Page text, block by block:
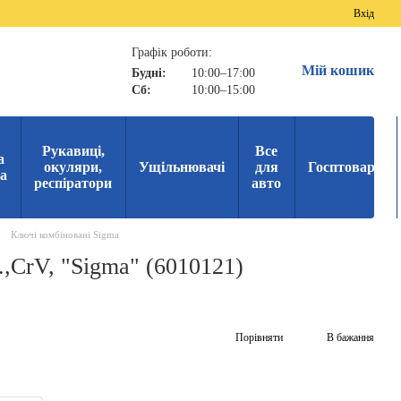
Вхід
Графік роботи:
Будні:
10:00–17:00
Сб:
10:00–15:00
Мій кошик
Рукавиці,
окуляри,
респіратори
Ущільнювачі
Все
для
авто
Госптовари
Ключі комбіновані Sigma
"Sigma" (6010121)
Порівняти В бажання